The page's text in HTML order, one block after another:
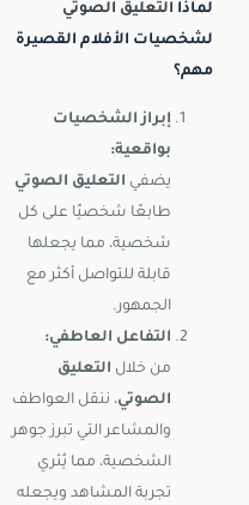
لماذا التعليق الصوتي
لشخصيات الأفلام القصيرة
مهم؟
إبراز الشخصيات
بواقعية:
يضفي التعليق الصوتي
طابعًا شخصيًا على كل
شخصية، مما يجعلها
قابلة للتواصل أكثر مع
الجمهور.
التفاعل العاطفي:
من خلال التعليق
الصوتي، ننقل العواطف
والمشاعر التي تبرز جوهر
الشخصية، مما يُثري
تجربة المشاهد ويجعله